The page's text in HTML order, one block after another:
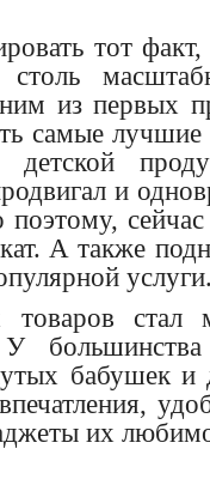
тот
столь
из первых
самые
детской
и
поэтому,
А также
стал
бабушек и
их